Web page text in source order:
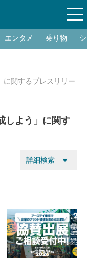
エンタメ 乗り物
に関するプレスリリー
しよう」に関す
詳細検索 arrow_drop_down